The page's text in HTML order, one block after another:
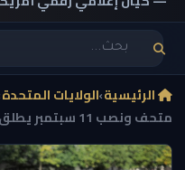
الرئيسية›الولايات المتحدة
متحف ونصب 11 سبتمبر يطلق حملة توعوية لتعليم أجيال ...